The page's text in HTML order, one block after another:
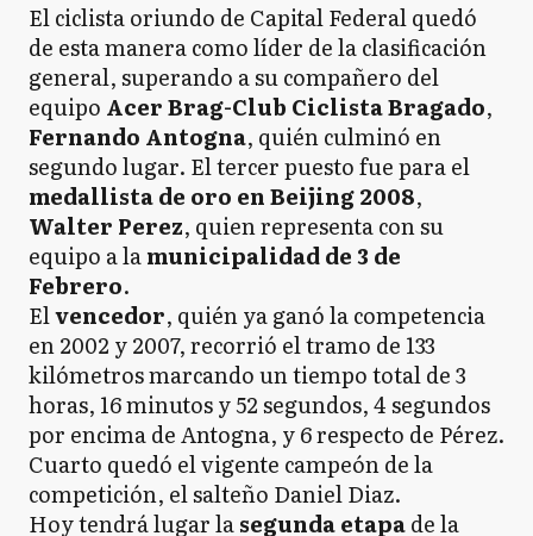
El ciclista oriundo de Capital Federal quedó
de esta manera como líder de la clasificación
general, superando a su compañero del
equipo Acer Brag-Club Ciclista Bragado,
Fernando Antogna, quién culminó en
segundo lugar. El tercer puesto fue para el
medallista de oro en Beijing 2008,
Walter Perez, quien representa con su
equipo a lamunicipalidad de 3 de
Febrero.
Elvencedor, quién ya ganó la competencia
en 2002 y 2007, recorrió el tramo de 133
kilómetros marcando un tiempo total de 3
horas, 16 minutos y 52 segundos, 4 segundos
por encima de Antogna, y 6 respecto de Pérez.
Cuarto quedó el vigente campeón de la
competición, el salteño Daniel Diaz.
Hoy tendrá lugar lasegunda etapade la